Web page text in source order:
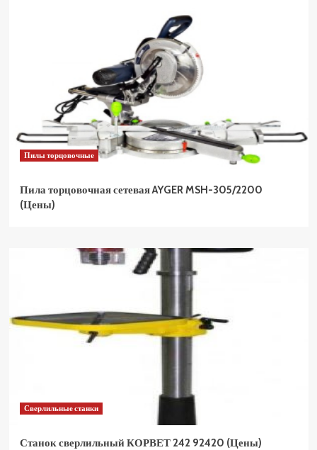
Пилы торцовочные
Пила торцовочная сетевая AYGER MSH-305/2200
(Цены)
Сверлильные станки
Станок сверлильный КОРВЕТ 242 92420 (Цены)